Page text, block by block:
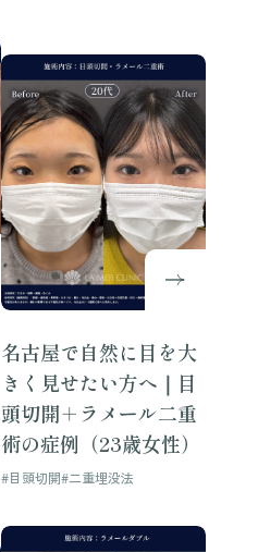
名古屋で自然に目を大
きく見せたい方へ｜目
頭切開＋ラメール二重
術の症例（23歳女性）
#目頭切開#二重埋没法